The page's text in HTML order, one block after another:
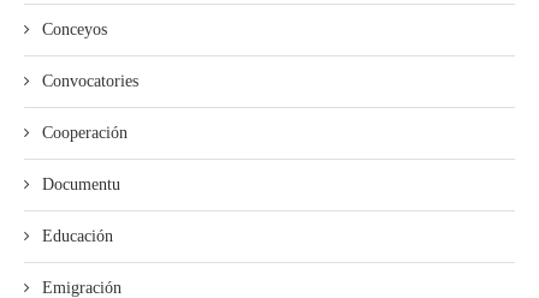
Conceyos
Convocatories
Cooperación
Documentu
Educación
Emigración